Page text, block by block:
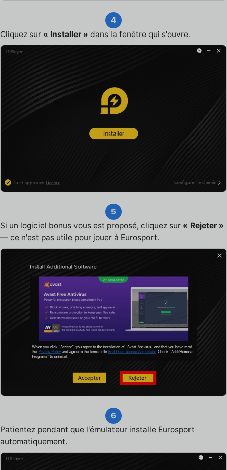
4
Cliquez sur « Installer » dans la fenêtre qui s'ouvre.
5
Si un logiciel bonus vous est proposé, cliquez sur « Rejeter »
— ce n'est pas utile pour jouer à Eurosport.
6
Patientez pendant que l'émulateur installe Eurosport
automatiquement.